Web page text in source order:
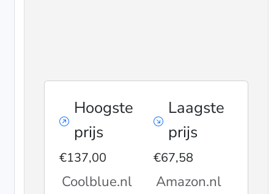
Hoogste
prijs
€137,00
Coolblue.nl
Laagste
prijs
€67,58
Amazon.nl